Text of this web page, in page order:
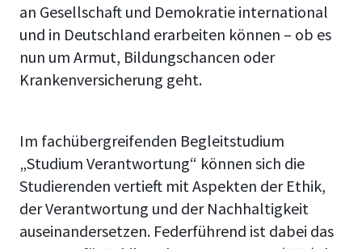
an Gesellschaft und Demokratie international
und in Deutschland erarbeiten können – ob es
nun um Armut, Bildungschancen oder
Krankenversicherung geht.
Im fachübergreifenden Begleitstudium
„Studium Verantwortung“ können sich die
Studierenden vertieft mit Aspekten der Ethik,
der Verantwortung und der Nachhaltigkeit
auseinandersetzen. Federführend ist dabei das